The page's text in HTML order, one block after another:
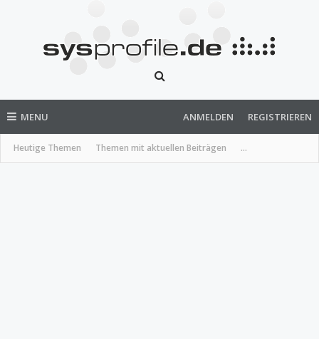
MENU
Heutige Themen Themen mit aktuellen Beiträgen ...
ANMELDEN REGISTRIEREN